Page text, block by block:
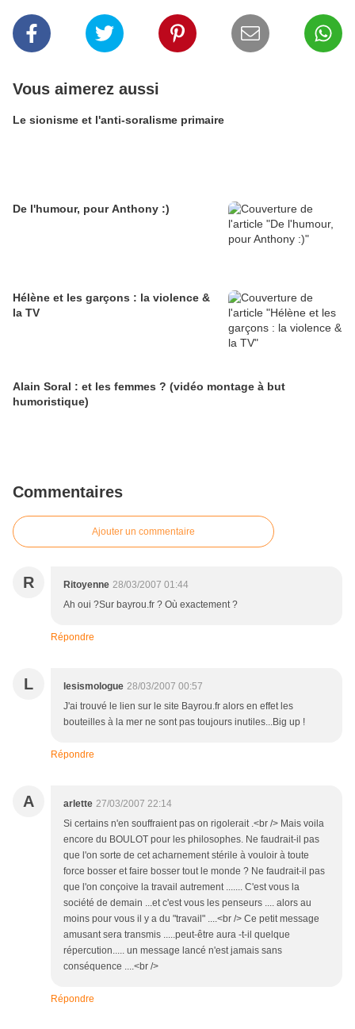
Vous aimerez aussi
Le sionisme et l'anti-soralisme primaire
De l'humour, pour Anthony :)
Hélène et les garçons : la violence &
la TV
Alain Soral : et les femmes ? (vidéo montage à but
humoristique)
Commentaires
Ajouter un commentaire
R Ritoyenne 28/03/2007 01:44
Ah oui ?Sur bayrou.fr ? Où exactement ?
Répondre
L lesismologue 28/03/2007 00:57
J'ai trouvé le lien sur le site Bayrou.fr alors en effet les
bouteilles à la mer ne sont pas toujours inutiles...Big up !
Répondre
A arlette 27/03/2007 22:14
Si certains n'en souffraient pas on rigolerait .<br /> Mais voila
encore du BOULOT pour les philosophes. Ne faudrait-il pas
que l'on sorte de cet acharnement stérile à vouloir à toute
force bosser et faire bosser tout le monde ? Ne faudrait-il pas
que l'on conçoive la travail autrement ....... C'est vous la
société de demain ...et c'est vous les penseurs .... alors au
moins pour vous il y a du "travail" ....<br /> Ce petit message
amusant sera transmis .....peut-être aura -t-il quelque
répercution..... un message lancé n'est jamais sans
conséquence ....<br />
Répondre